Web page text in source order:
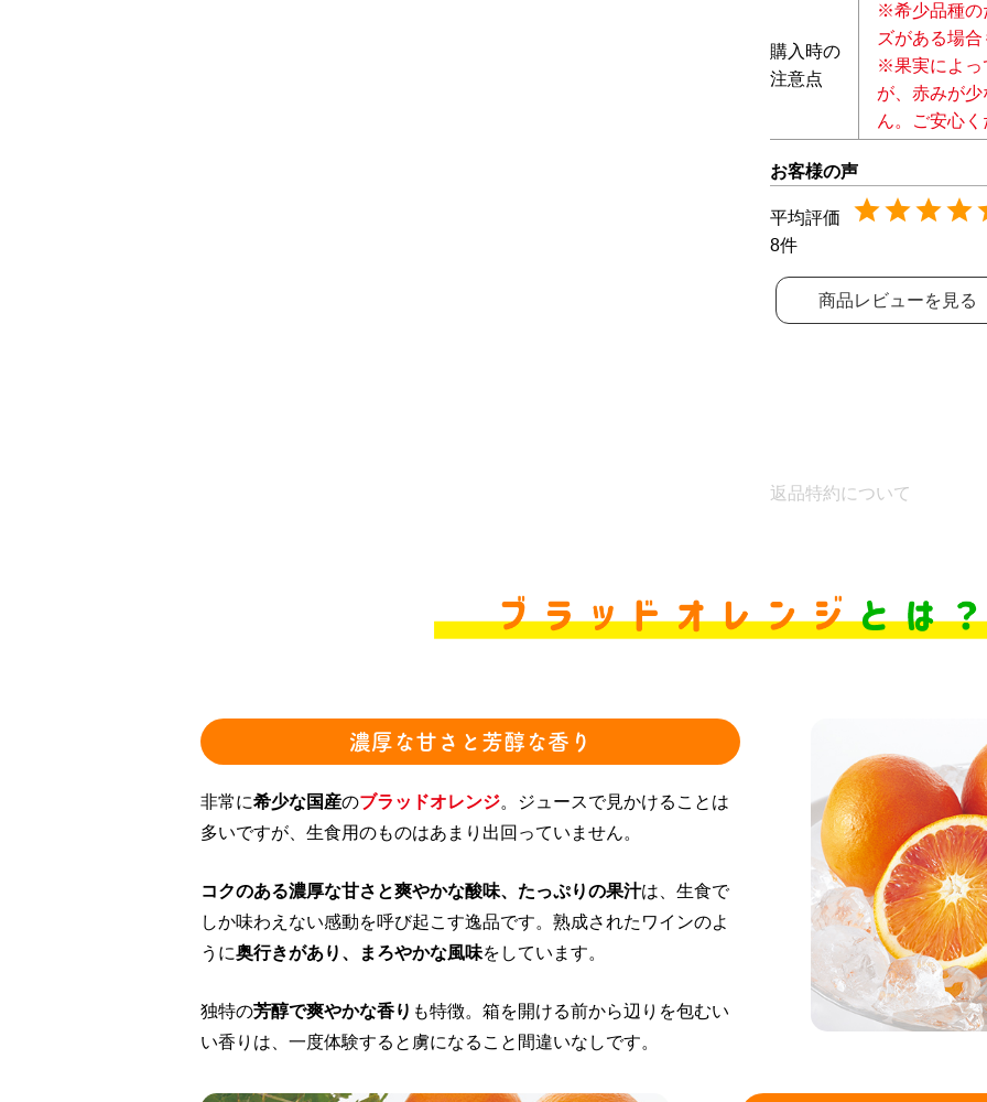
購入時の
注意点
※希少品種の
ズがある場
※果実によっ
が、赤みが
ん。ご安心
8
商品レビューを見る
返品特約について
濃厚な甘さと芳醇な香り
非常に希少な国産のブラッドオレンジ。ジュースで見かけることは
多いですが、生食用のものはあまり出回っていません。
コクのある濃厚な甘さと爽やかな酸味、たっぷりの果汁は、生食で
しか味わえない感動を呼び起こす逸品です。熟成されたワインのよ
うに奥行きがあり、まろやかな風味をしています。
独特の芳醇で爽やかな香り も特徴。箱を開ける前から辺りを包むい
い香りは、一度体験すると虜になること間違いなしです。